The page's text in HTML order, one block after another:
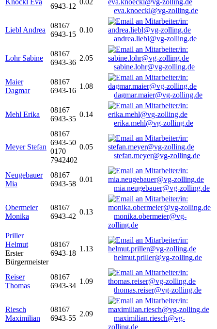
Knöckl Eva
6943-12
0.02
eva.knoeckl@vg-zolling.de
Liebl Andrea
08167
6943-15
0.10
andrea.liebl@vg-zolling.de
Lohr Sabine
08167
6943-36
2.05
sabine.lohr@vg-zolling.de
Maier
Dagmar
08167
6943-16
1.08
dagmar.maier@vg-zolling.de
Mehl Erika
08167
6943-35
0.14
erika.mehl@vg-zolling.de
Meyer Stefan
08167
6943-50
0170
7942402
0.05
stefan.meyer@vg-zolling.de
Neugebauer
Mia
08167
6943-58
0.01
mia.neugebauer@vg-zolling.de
Obermeier
Monika
08167
6943-42
0.13
monika.obermeier@vg-
zolling.de
Priller
Helmut
Erster
Bürgermeister
08167
6943-18
1.13
helmut.priller@vg-zolling.de
Reiser
Thomas
08167
6943-34
1.09
thomas.reiser@vg-zolling.de
Riesch
Maximilian
08167
6943-55
2.09
maximilian.riesch@vg-
zolling.de